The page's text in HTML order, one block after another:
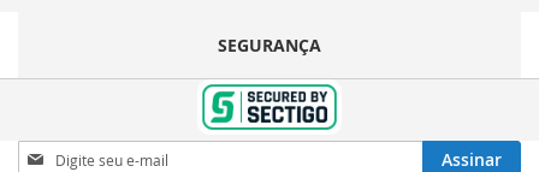
SEGURANÇA
Inscreva-
Assinar